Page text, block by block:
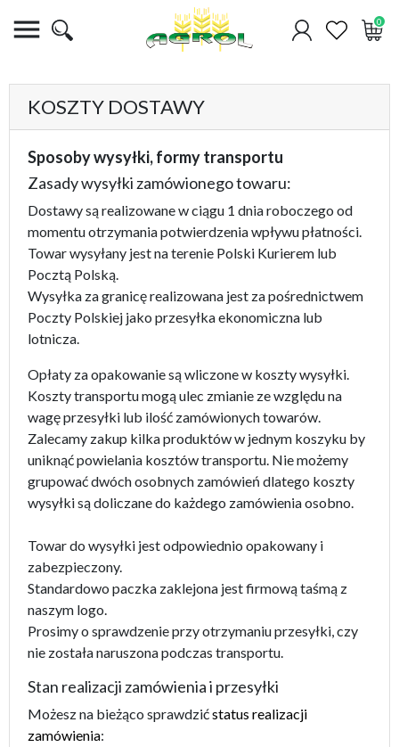
 0
KOSZTY DOSTAWY
Sposoby wysyłki, formy transportu
Zasady wysyłki zamówionego towaru:
Dostawy są realizowane w ciągu 1 dnia roboczego od
momentu otrzymania potwierdzenia wpływu płatności.
Towar wysyłany jest na terenie Polski Kurierem lub
Pocztą Polską.
Wysyłka za granicę realizowana jest za pośrednictwem
Poczty Polskiej jako przesyłka ekonomiczna lub
lotnicza.
Opłaty za opakowanie są wliczone w koszty wysyłki.
Koszty transportu mogą ulec zmianie ze względu na
wagę przesyłki lub ilość zamówionych towarów.
Zalecamy zakup kilka produktów w jednym koszyku by
uniknąć powielania kosztów transportu. Nie możemy
grupować dwóch osobnych zamówień dlatego koszty
wysyłki są doliczane do każdego zamówienia osobno.
Towar do wysyłki jest odpowiednio opakowany i
zabezpieczony.
Standardowo paczka zaklejona jest firmową taśmą z
naszym logo.
Prosimy o sprawdzenie przy otrzymaniu przesyłki, czy
nie została naruszona podczas transportu.
Stan realizacji zamówienia i przesyłki
Możesz na bieżąco sprawdzićstatus realizacji
zamówienia: